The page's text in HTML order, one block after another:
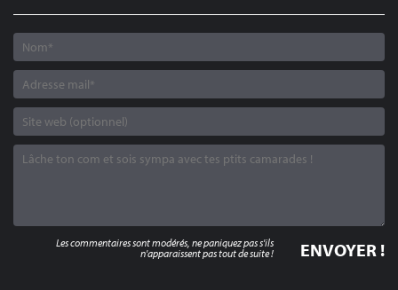
Les commentaires sont modérés, ne paniquez pas s'ils
n'apparaissent pas tout de suite !